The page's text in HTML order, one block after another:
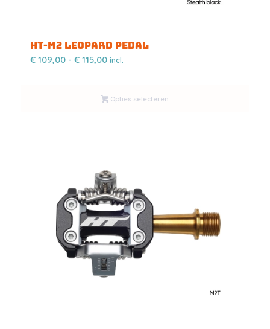
HT-M2 Leopard pedal
€109,00 - €115,00Prijsklasse:
€ 115,00
incl.
Opties selecteren